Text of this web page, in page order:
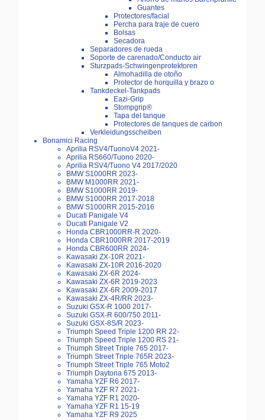
Guantes
Protectores/facial
Percha para traje de cuero
Bolsas
Secadora
Separadores de rueda
Soporte de carenado/Conducto air
Sturzpads-Schwingenprotektoren
Almohadilla de otoño
Protector de horquilla y brazo o
Tankdeckel-Tankpads
Eazi-Grip
Stompgrip®
Tapa del tanque
Protectores de tanques de carbon
Verkleidungsscheiben
Bonamici Racing
Aprilia RSV4/TuonoV4 2021-
Aprilia RS660/Tuono 2020-
Aprilia RSV4/Tuono V4 2017/2020
BMW S1000RR 2023-
BMW M1000RR 2021-
BMW S1000RR 2019-
BMW S1000RR 2017-2018
BMW S1000RR 2015-2016
Ducati Panigale V4
Ducati Panigale V2
Honda CBR1000RR-R 2020-
Honda CBR1000RR 2017-2019
Honda CBR600RR 2024-
Kawasaki ZX-10R 2021-
Kawasaki ZX-10R 2016-2020
Kawasaki ZX-6R 2024-
Kawasaki ZX-6R 2019-2023
Kawasaki ZX-6R 2009-2017
Kawasaki ZX-4R/RR 2023-
Suzuki GSX-R 1000 2017-
Suzuki GSX-R 600/750 2011-
Suzuki GSX-8S/R 2023-
Triumph Speed Triple 1200 RR 22-
Triumph Speed Triple 1200 RS 21-
Triumph Street Triple 765 2017-
Triumph Street Triple 765R 2023-
Triumph Street Triple 765 Moto2
Triumph Daytona 675 2013-
Yamaha YZF R6 2017-
Yamaha YZF R7 2021-
Yamaha YZF R1 2020-
Yamaha YZF R1 15-19
Yamaha YZF R9 2025